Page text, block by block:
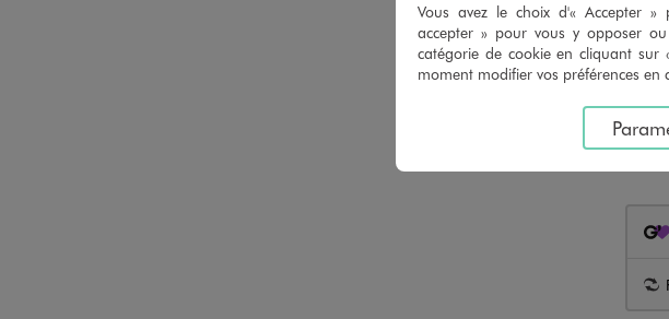
Vous avez le choix d'« Accepter
accepter » pour vous y opposer
catégorie de cookie en cliquant sur
moment modifier vos préférences en